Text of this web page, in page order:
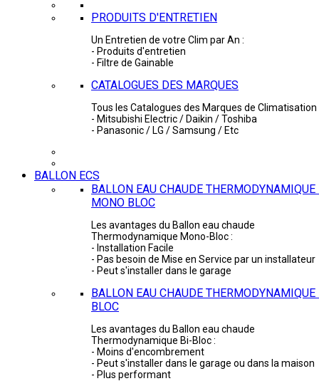
PRODUITS D'ENTRETIEN
Un Entretien de votre Clim par An :
- Produits d'entretien
- Filtre de Gainable
CATALOGUES DES MARQUES
Tous les Catalogues des Marques de Climatisation
- Mitsubishi Electric / Daikin / Toshiba
- Panasonic / LG / Samsung / Etc
BALLON ECS
BALLON EAU CHAUDE THERMODYNAMIQUE
MONO BLOC
Les avantages du Ballon eau chaude
Thermodynamique Mono-Bloc :
- Installation Facile
- Pas besoin de Mise en Service par un installateur
- Peut s'installer dans le garage
BALLON EAU CHAUDE
BLOC
Les avantages du Ballon eau chaude
Thermodynamique Bi-Bloc :
- Moins d'encombrement
- Peut s'installer dans le garage ou dans la maison
- Plus performant